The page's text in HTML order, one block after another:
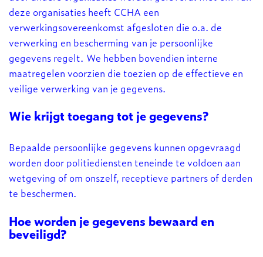
deze organisaties heeft CCHA een
verwerkingsovereenkomst afgesloten die o.a. de
verwerking en bescherming van je persoonlijke
gegevens regelt. We hebben bovendien interne
maatregelen voorzien die toezien op de effectieve en
veilige verwerking van je gegevens.
Wie krijgt toegang tot je gegevens?
Bepaalde persoonlijke gegevens kunnen opgevraagd
worden door politiediensten teneinde te voldoen aan
wetgeving of om onszelf, receptieve partners of derden
te beschermen.
Hoe worden je gegevens bewaard en
beveiligd?